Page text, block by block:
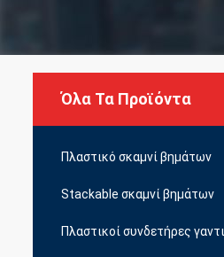
Όλα Τα Προϊόντα
Πλαστικό σκαμνί βημάτων
Stackable σκαμνί βημάτων
Πλαστικοί συνδετήρες